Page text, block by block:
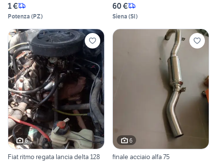
1 €
Potenza (PZ)
60 €
Siena (SI)
6
Fiat ritmo regata lancia delta 128
6
finale acciaio alfa 75